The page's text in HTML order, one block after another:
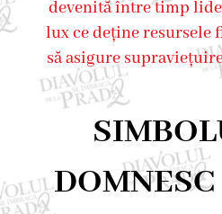
devenită între timp
lux ce deține resursele
să asigure